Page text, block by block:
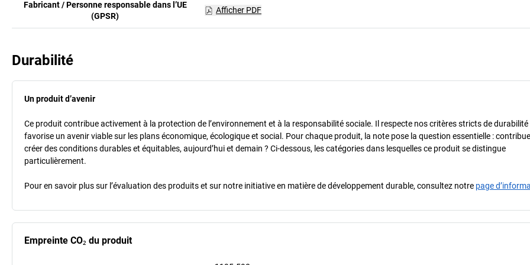
Fabricant / Personne responsable dans l’UE
(GPSR)
Afficher PDF
Durabilité
Un produit d’avenir
Ce produit contribue activement à la protection de l’environnement et à la responsabilité sociale. Il respecte nos critères stricts de durabilité
favorise un avenir viable sur les plans économique, écologique et social. Pour chaque produit, la note pose la question essentielle :
créer des conditions durables et équitables, aujourd’hui et demain ? Ci-dessous, les catégories dans lesquelles ce produit se distingue
particulièrement.
Pour en savoir plus sur l’évaluation des produits et sur notre initiative en matière de développement durable, consultez notre page
Empreinte CO₂ du produit